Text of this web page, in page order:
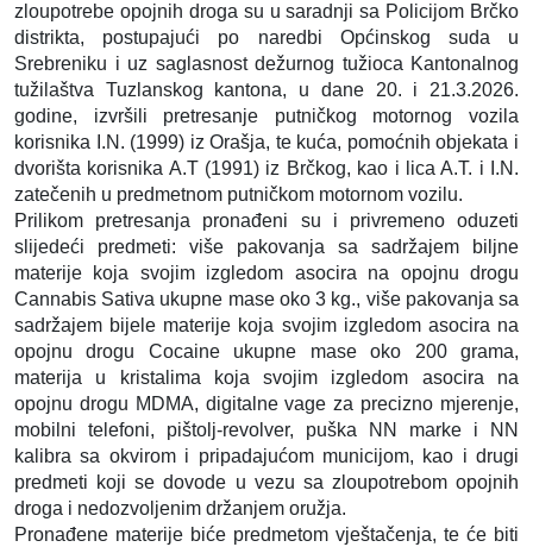
zloupotrebe opojnih droga su u saradnji sa Policijom Brčko
distrikta, postupajući po naredbi Općinskog suda u
Srebreniku i uz saglasnost dežurnog tužioca Kantonalnog
tužilaštva Tuzlanskog kantona, u dane 20. i 21.3.2026.
godine, izvršili pretresanje putničkog motornog vozila
korisnika I.N. (1999) iz Orašja, te kuća, pomoćnih objekata i
dvorišta korisnika A.T (1991) iz Brčkog, kao i lica A.T. i I.N.
zatečenih u predmetnom putničkom motornom vozilu.
Prilikom pretresanja pronađeni su i privremeno oduzeti
slijedeći predmeti: više pakovanja sa sadržajem biljne
materije koja svojim izgledom asocira na opojnu drogu
Cannabis Sativa ukupne mase oko 3 kg., više pakovanja sa
sadržajem bijele materije koja svojim izgledom asocira na
opojnu drogu Cocaine ukupne mase oko 200 grama,
materija u kristalima koja svojim izgledom asocira na
opojnu drogu MDMA, digitalne vage za precizno mjerenje,
mobilni telefoni, pištolj-revolver, puška NN marke i NN
kalibra sa okvirom i pripadajućom municijom, kao i drugi
predmeti koji se dovode u vezu sa zloupotrebom opojnih
droga i nedozvoljenim držanjem oružja.
Pronađene materije biće predmetom vještačenja, te će biti